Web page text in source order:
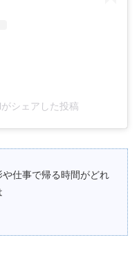
シェアした投稿
仕事で帰る時間がどれ